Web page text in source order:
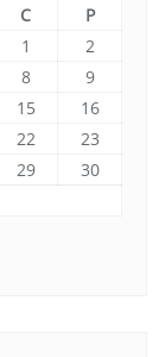
C
P
1
2
8
9
15
16
22
23
29
30